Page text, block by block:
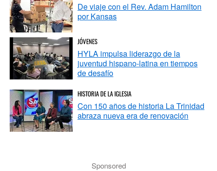
De viaje con el Rev. Adam Hamilton
por Kansas
JÓVENES
HYLA impulsa liderazgo de la
juventud hispano-latina en tiempos
de desafío
HISTORIA DE LA IGLESIA
Con 150 años de historia La Trinidad
abraza nueva era de renovación
Sponsored